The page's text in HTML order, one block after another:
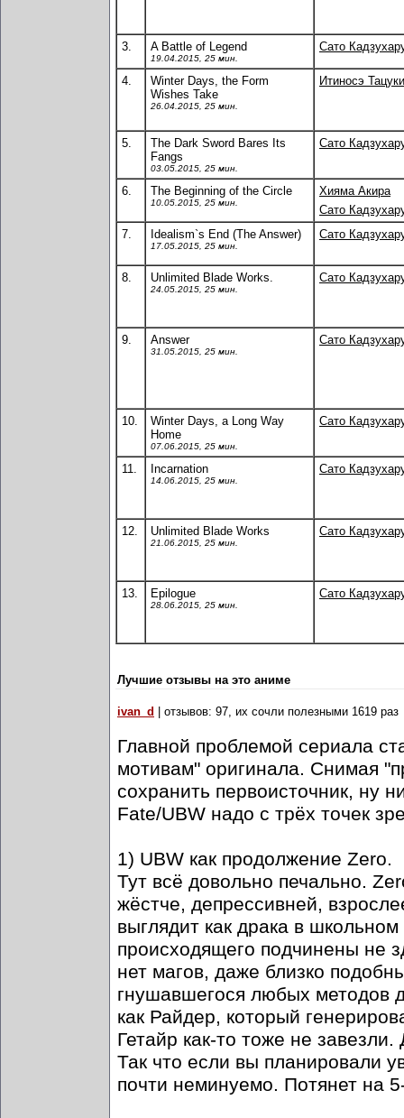
3. A Battle of Legend
19.04.2015, 25 мин.
Сато
4.
Winter Days, the Form
Wishes Take
26.04.2015, 25 мин.
Итиносэ Тацуки
5.
The Dark Sword Bares Its
Fangs
03.05.2015, 25 мин.
Сато
6. The Beginning of the Circle
10.05.2015, 25 мин.
Хияма Акира
Сато
7.
Idealism`s End (The Answer)
17.05.2015, 25 мин.
Сато
8. Unlimited Blade Works.
24.05.2015, 25 мин.
Сато
9. Answer
31.05.2015, 25 мин.
Сато
10.
Winter Days, a Long Way
Home
07.06.2015, 25 мин.
Сато
11. Incarnation
14.06.2015, 25 мин.
Сато
12. Unlimited Blade Works
21.06.2015, 25 мин.
Сато
13. Epilogue
28.06.2015, 25 мин.
Сато
Лучшие отзывы на это аниме
ivan_d | отзывов: 97, их сочли полезными 1619 раз
Главной проблемой сериала
мотивам" оригинала. Снимая
сохранить первоисточник, ну
Fate/UBW надо с трёх точек
1) UBW как продолжение Zero.
Тут всё довольно печально.
жёстче, депрессивней,
выглядит как драка в
происходящего подчинены не
нет магов, даже близко
гнушавшегося любых методов
как Райдер, который
Гетайр как-то тоже не
Так что если вы планировали
почти неминуемо. Потянет на